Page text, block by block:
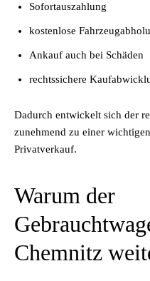
Sofortauszahlung
kostenlose
Ankauf auch bei Schäden
rechtssichere
Dadurch entwickelt sich der
zunehmend zu einer
Privatverkauf.
Warum der
Chemnitz